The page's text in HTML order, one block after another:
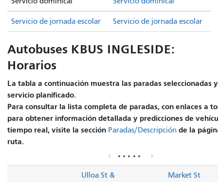
Servicio de jornada escolar Servicio de jornada escolar
Autobuses KBUS INGLESIDE:
Horarios
La tabla a continuación muestra las paradas seleccionadas
servicio planificado.
Para consultar la lista completa de paradas, con enlaces a
para obtener información detallada y predicciones de
tiempo real, visite la sección Paradas/Descripción de la
ruta.
Ulloa St &
Market St